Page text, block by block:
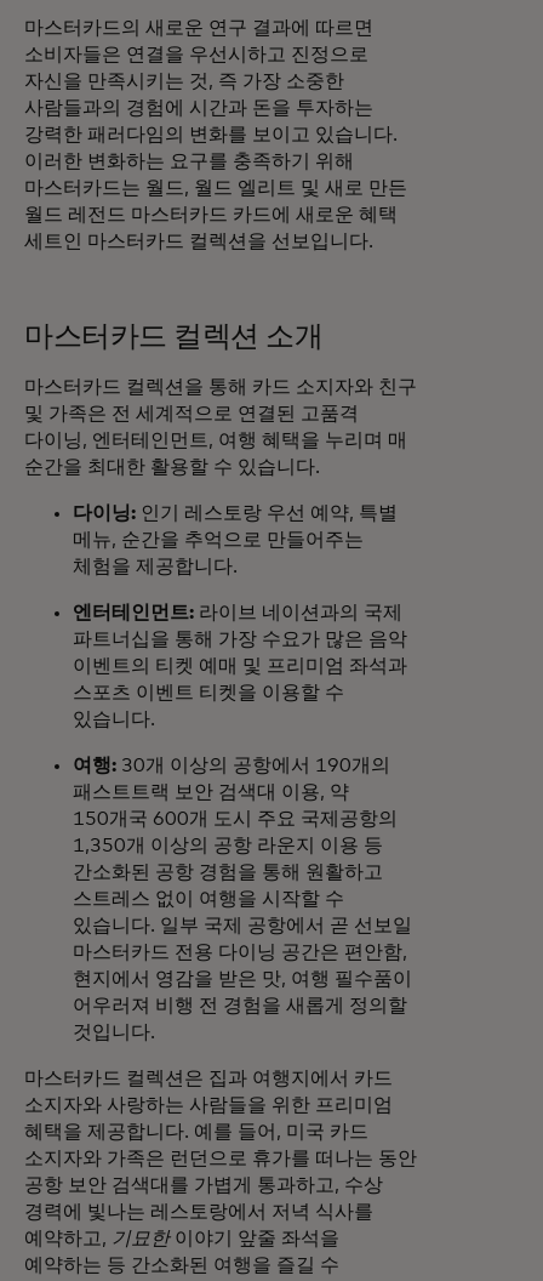
마스터카드의 새로운 연구 결과에 따르면
소비자들은 연결을 우선시하고 진정으로
자신을 만족시키는 것, 즉 가장 소중한
사람들과의 경험에 시간과 돈을 투자하는
강력한 패러다임의 변화를 보이고 있습니다.
이러한 변화하는 요구를 충족하기 위해
마스터카드는 월드, 월드 엘리트 및 새로 만든
월드 레전드 마스터카드 카드에 새로운 혜택
세트인 마스터카드 컬렉션을 선보입니다.
마스터카드 컬렉션 소개
마스터카드 컬렉션을 통해 카드 소지자와 친구
및 가족은 전 세계적으로 연결된 고품격
다이닝, 엔터테인먼트, 여행 혜택을 누리며 매
순간을 최대한 활용할 수 있습니다.
다이닝: 인기 레스토랑 우선 예약, 특별
메뉴, 순간을 추억으로 만들어주는
체험을 제공합니다.
엔터테인먼트: 라이브 네이션과의 국제
파트너십을 통해 가장 수요가 많은 음악
이벤트의 티켓 예매 및 프리미엄 좌석과
스포츠 이벤트 티켓을 이용할 수
있습니다.
여행: 30개 이상의 공항에서 190개의
패스트트랙 보안 검색대 이용, 약
150개국 600개 도시 주요 국제공항의
1,350개 이상의 공항 라운지 이용 등
간소화된 공항 경험을 통해 원활하고
스트레스 없이 여행을 시작할 수
있습니다. 일부 국제 공항에서 곧 선보일
마스터카드 전용 다이닝 공간은 편안함,
현지에서 영감을 받은 맛, 여행 필수품이
어우러져 비행 전 경험을 새롭게 정의할
것입니다.
마스터카드 컬렉션은 집과 여행지에서 카드
소지자와 사랑하는 사람들을 위한 프리미엄
혜택을 제공합니다. 예를 들어, 미국 카드
소지자와 가족은 런던으로 휴가를 떠나는 동안
공항 보안 검색대를 가볍게 통과하고, 수상
경력에 빛나는 레스토랑에서 저녁 식사를
예약하고, 기묘한이야기 앞줄 좌석을
예약하는 등 간소화된 여행을 즐길 수